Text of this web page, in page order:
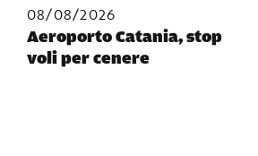
08/08/2026
Aeroporto Catania, stop
voli per cenere